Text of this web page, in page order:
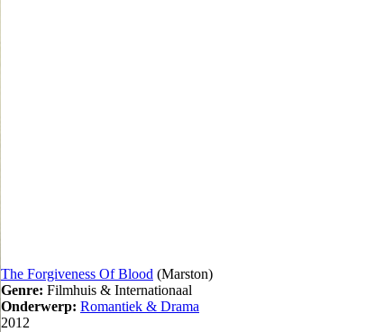
The Forgiveness Of Blood (Marston)
Genre: Filmhuis & Internationaal
Onderwerp: Romantiek & Drama
2012